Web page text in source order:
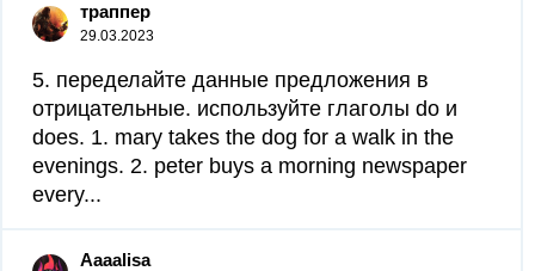
траппер
29.03.2023
5. переделайте данные предложения в
отрицательные. используйте глаголы do и
does. 1. mary takes the dog for a walk in the
evenings. 2. peter buys a morning newspaper
every...
Aaaalisa